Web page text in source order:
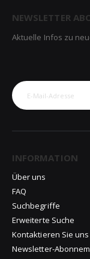
NEWSLETTER
Aktuelle Infos zu
INFORMATION
Über uns
FAQ
Suchbegriffe
Erweiterte Suche
Kontaktieren Sie uns
Newsletter-